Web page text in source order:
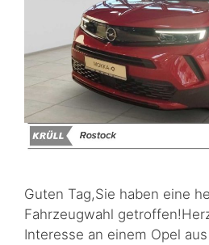
Guten Tag,Sie haben eine
Fahrzeugwahl
Interesse an einem Opel